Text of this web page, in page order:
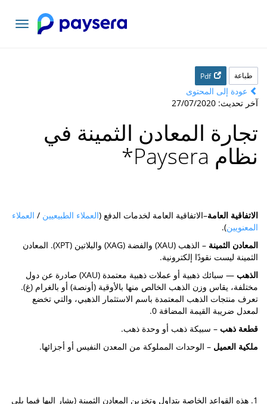
تبديل
التنقل
طباعة Pdf
عودة إلى المحتوى
آخر تحديث: 27/07/2020
تجارة المعادن الثمينة في
نظام Paysera *
الاتفاقية العامة–الاتفاقية العامة لخدمات الدفع (العملاء الطبيعيين / العملاء
المعنويين).
المعادن الثمينة
– الذهب (XAU) والفضة (XAG) والبلاتين (XPT). المعادن
الثمينة ليست نقودًا إلكترونية.
الذهب
— سبائك ذهبية أو عملات ذهبية معتمدة (XAU) صادرة عن دول
مختلفة، يقاس وزن الذهب الخالص منها بالأوقية (أونصة) أو بالغرام (غ).
تعرف منتجات الذهب المعتمدة باسم الاستثمار الذهبي، والتي تخضع
لمعدل ضريبة القيمة المضافة 0.
قطعة ذهب – سبيكة ذهب أو وحدة ذهب.
ملكية العميل – الوحدات المملوكة من المعدن النفيس أو أجزائها.
1. هذه القواعد الخاصة بتداول وتخزين المعادن الثمينة (يشار إليها فيما يلي